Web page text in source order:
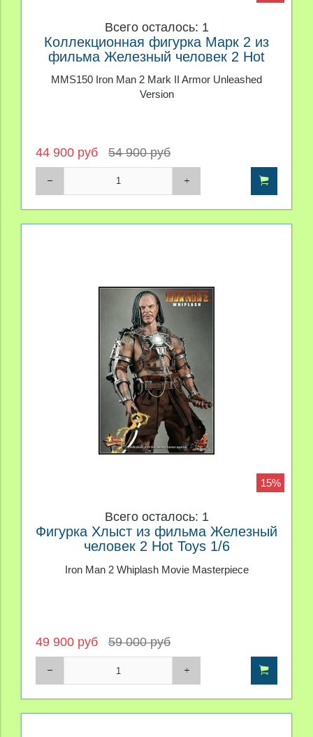
Всего осталось: 1
Коллекционная фигурка Марк 2 из
фильма Железный человек 2 Hot
MMS150 Iron Man 2 Mark II Armor Unleashed
Version
44 900 руб 54 900 руб
15%
Всего осталось: 1
Фигурка Хлыст из фильма Железный
человек 2 Hot Toys 1/6
Iron Man 2 Whiplash Movie Masterpiece
49 900 руб 59 000 руб